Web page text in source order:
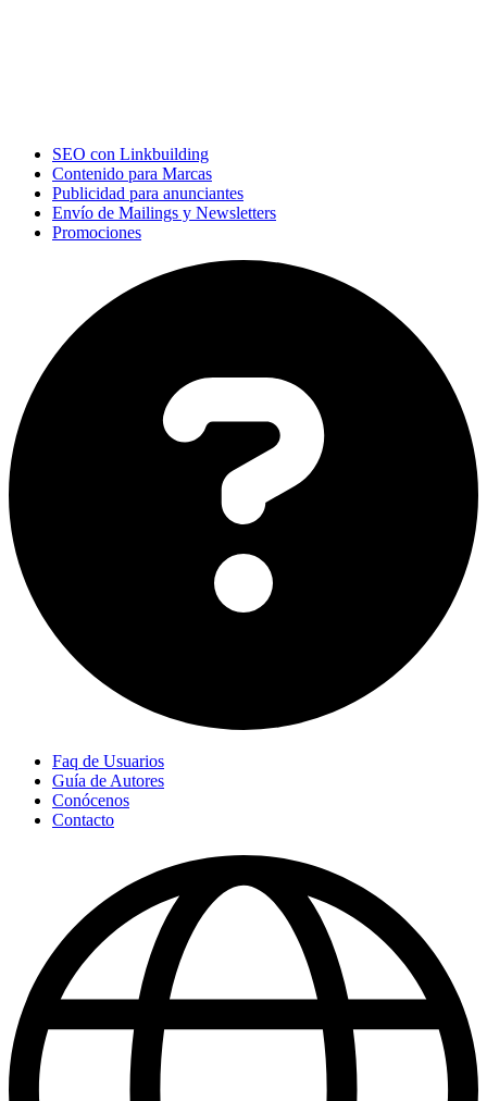
SEO con Linkbuilding
Contenido para Marcas
Publicidad para anunciantes
Envío de Mailings y Newsletters
Promociones
Faq de Usuarios
Guía de Autores
Conócenos
Contacto